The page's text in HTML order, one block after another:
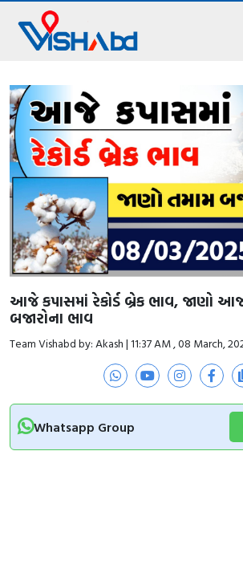
આજે કપાસમાં રેકોર્ડ બ્રેક ભાવ, જાણો
બજારોના ભાવ
Team Vishabd by: Akash | 11:37 AM , 08 March,
Whatsapp Group